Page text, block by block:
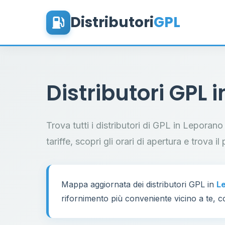
DistributoriGPL
Distributori GPL
Trova tutti i distributori di GPL in
tariffe, scopri gli orari di apertura e trova
Mappa aggiornata dei distributori GPL in
rifornimento più conveniente vicino a te,